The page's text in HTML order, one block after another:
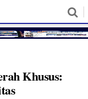
Khusus: